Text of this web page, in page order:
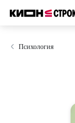
Психология